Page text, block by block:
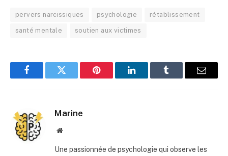
pervers narcissiques psychologie rétablissement
santé mentale soutien aux victimes
FacebookTwitter Pinterest LinkedInTumblr
E-
Marine
Site
Une passionnée de psychologie qui observe les